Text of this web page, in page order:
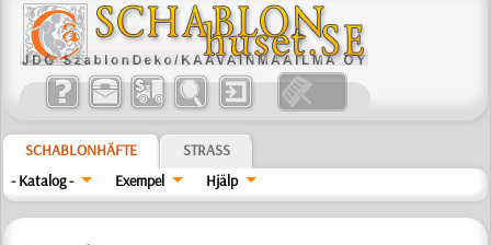
SCHABLONHÄFTE
STRASS
- Katalog -
Exempel Hjälp